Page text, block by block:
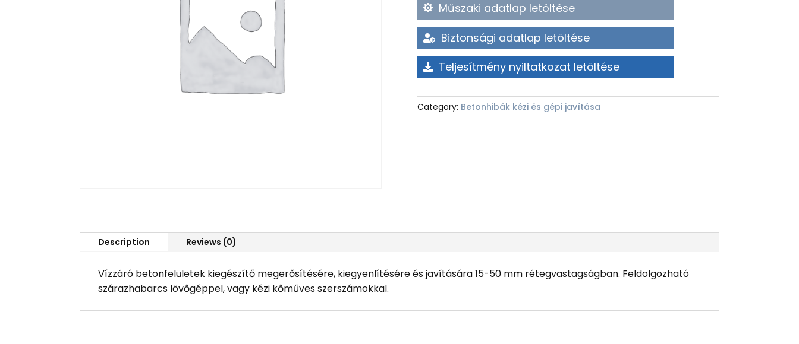
Műszaki adatlap letöltése
Biztonsági adatlap letöltése
Teljesítmény nyiltatkozat letöltése
Category: Betonhibák kézi és gépi javítása
Description Reviews (0)
Vízzáró betonfelületek kiegészítő megerősítésére, kiegyenlítésére és javítására 15-50 mm rétegvastagságban. Feldolgozható
szárazhabarcs lövőgéppel, vagy kézi kőműves szerszámokkal.